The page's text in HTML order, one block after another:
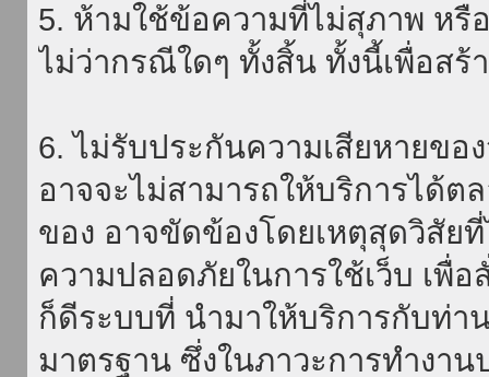
5. ห้ามใช้ข้อความที่ไม่สุภาพ หรื
ไม่ว่ากรณีใดๆ ทั้งสิ้น ทั้งนี้เพื่อสร้
6. ไม่รับประกันความเสียหายขอ
อาจจะไม่สามารถให้บริการได้ต
ของ อาจขัดข้องโดยเหตุสุดวิสัย
ความปลอดภัยในการใช้เว็บ เพื่
ก็ดีระบบที่ นำมาให้บริการกับท่
มาตรฐาน ซึ่งในภาวะการทำงา